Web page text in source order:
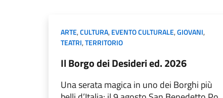
ARTE,CULTURA,EVENTO CULTURALE,GIOVANI,
TEATRI,TERRITORIO
Il Borgo dei Desideri ed. 2026
Una serata magica in uno dei Borghi più